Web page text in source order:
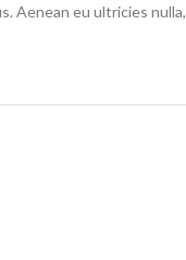
Aenean eu ultricies